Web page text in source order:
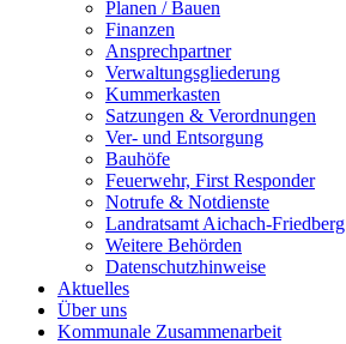
Planen / Bauen
Finanzen
Ansprechpartner
Verwaltungsgliederung
Kummerkasten
Satzungen & Verordnungen
Ver- und Entsorgung
Bauhöfe
Feuerwehr, First Responder
Notrufe & Notdienste
Landratsamt Aichach-Friedberg
Weitere Behörden
Datenschutzhinweise
Aktuelles
Über uns
Kommunale Zusammenarbeit